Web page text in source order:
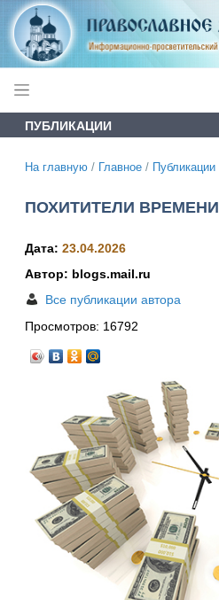
ПУБЛИКАЦИИ
На главную / Главное / Публикации
ПОХИТИТЕЛИ ВРЕМЕНИ
Дата: 23.04.2026
Автор: blogs.mail.ru
Все публикации автора
Просмотров: 16792